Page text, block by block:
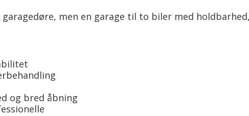
men en garage til to biler med
og bred åbning